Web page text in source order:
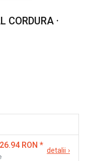
CORDURA ·
RON *
detalii ›